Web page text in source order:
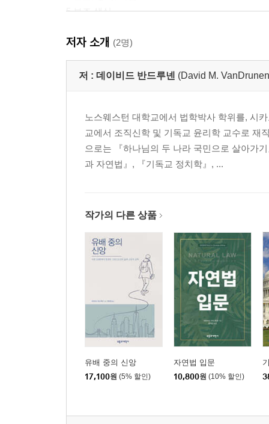
5 보조 생식
3부 생명의 끝
9 치료의 수용과 포기
결론(참고문헌 소개 포함)
저자 소개 (2명)
저 : 데이비드 반드루넨 (David M.
노스웨스턴 대학교에서 법학박사 학위를, 시
교에서 조직신학 및 기독교 윤리학 교수로 재
으로는 『하나님의 두 나라 국민으로 살아가
과 자연법』, 『기독교 정치학』, ...
작가의 다른 상품
유배 중의 신앙
17,100원 (5% 할인)
자연법 입문
10,800원 (10% 할인)